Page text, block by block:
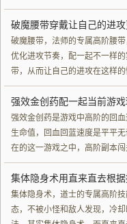
破魔腰带穿戴让自己的进
破魔腰带，法师的专属高阶腰
优化进攻节奏，配一起不一样
带，从而让自己的进攻在这样
强效金创药配一起当前游
强效金创药是游戏中高阶的回
生命值，回血回蓝速度是平平
在的这一游戏之中，高阶副本
集体隐身术用直来直去根
集体隐身术，道士的专属高阶
态，不被小怪和敌人发现，冷